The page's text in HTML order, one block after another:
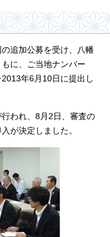
追加公募を受け、八幡
に、ご当地ナンバー
年6月10日に提出し
われ、8月2日、審査の
が決定しました。